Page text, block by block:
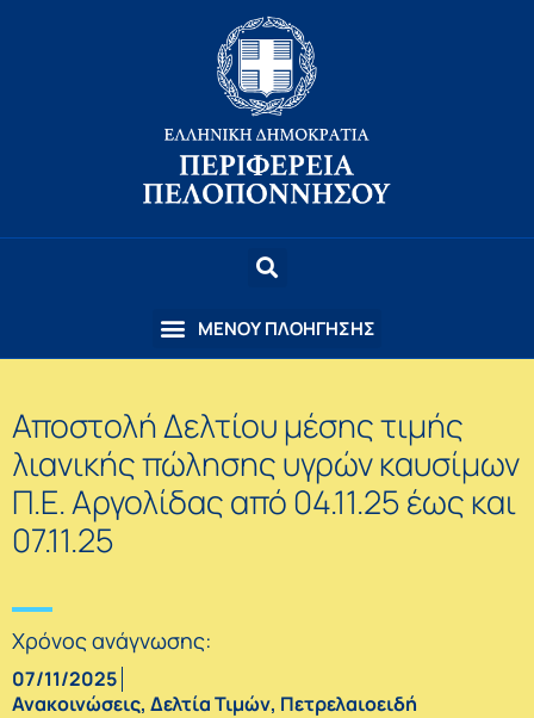
Αποστολή Δελτίου μέσης τιμής
λιανικής πώλησης υγρών καυσίμων
Π.Ε. Αργολίδας από 04.11.25 έως και
07.11.25
Χρόνος ανάγνωσης:
07/11/2025
Ανακοινώσεις, Δελτία Τιμών, Πετρελαιοειδή